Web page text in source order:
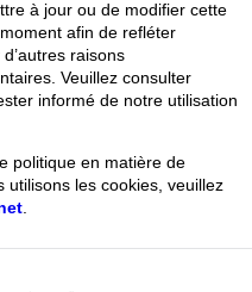
à jour ou de modifier cette
afin de refléter
raisons
Veuillez consulter
informé de notre utilisation
politique en matière de
utilisons les cookies, veuillez